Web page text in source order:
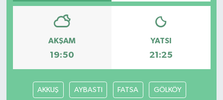
AKŞAM
19:50
YATSI
21:25
AKKUŞ AYBASTI FATSA GÖLKÖY